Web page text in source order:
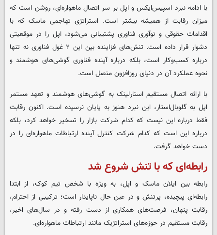
با ادامه نبرد اسپیس‌ایکس و اپل بر سر اتصال ماهواره‌ای، روشن است که
میزان رقابت از همیشه بیشتر است. استراتژی تهاجمی ماسک که با
اقدامات حقوقی و نوآوری فناوری پشتیبانی می‌شود، اپل را در موقعیتی
دشوار قرار داده است. تنش‌های فزاینده بین این ۲ غول فناوری نه تنها
درباره کسب‌وکار است، بلکه درباره آینده فناوری گوشی‌های هوشمند و
نحوه عملکرد آن در دنیای روزافزون متصل است.
با ارائه اتصال مستقیم استارلینک به گوشی‌های هوشمند و تعهد مستمر
اپل به گلوبال‌استار، این نبرد هنوز به پایان نرسیده است. اکنون رقابت
فقط درباره این نیست که کدام شرکت بازار را تسخیر خواهد کرد، بلکه
درباره این است که کدام شرکت کنترل آینده ارتباطات ماهواره‌ای را در
دست خواهد گرفت.
رابطه‌ای که با تنش شروع شد
رابطه بین ایلان ماسک و اپل، به ‌ویژه با شخص تیم کوک، از ابتدا
رابطه‌ای پیچیده، پرتنش و در عین حال ناپایدار است؛ ترکیبی از احترام،
رقابت پنهان، فرصت‌های همکاری از دست ‌رفته و در سال‌های اخیر،
رقابت مستقیم در حوزه‌های استراتژیک مانند ارتباطات ماهواره‌ای.